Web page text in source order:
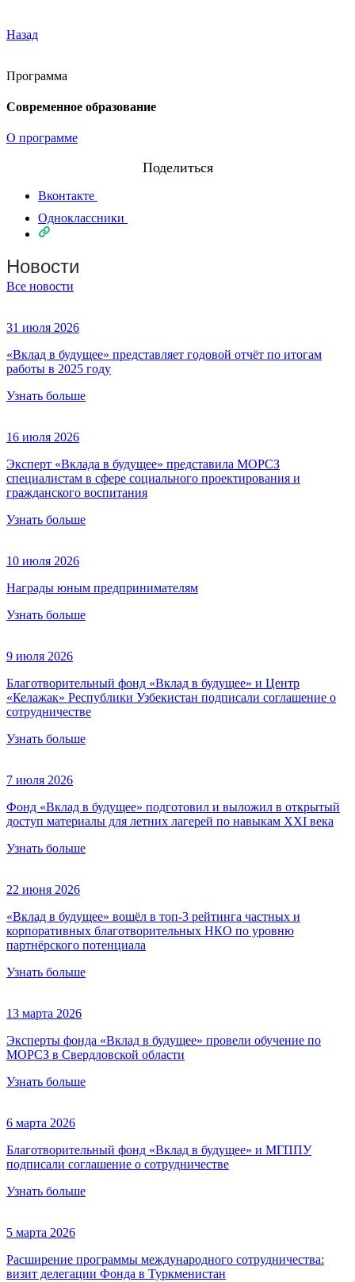
Назад
Программа
Современное образование
О программе
Поделиться
Вконтакте
Одноклассники
Новости
Все новости
31 июля 2026
«Вклад в будущее» представляет годовой отчёт по итогам
работы в 2025 году
Узнать больше
16 июля 2026
Эксперт «Вклада в будущее» представила МОРСЗ
специалистам в сфере социального проектирования и
гражданского воспитания
Узнать больше
10 июля 2026
Награды юным предпринимателям
Узнать больше
9 июля 2026
Благотворительный фонд «Вклад в будущее» и Центр
«Келажак» Республики Узбекистан подписали соглашение о
сотрудничестве
Узнать больше
7 июля 2026
Фонд «Вклад в будущее» подготовил и выложил в открытый
доступ материалы для летних лагерей по навыкам XXI века
Узнать больше
22 июня 2026
«Вклад в будущее» вошёл в топ-3 рейтинга частных и
корпоративных благотворительных НКО по уровню
партнёрского потенциала
Узнать больше
13 марта 2026
Эксперты фонда «Вклад в будущее» провели обучение по
МОРСЗ в Свердловской области
Узнать больше
6 марта 2026
Благотворительный фонд «Вклад в будущее» и МГППУ
подписали соглашение о сотрудничестве
Узнать больше
5 марта 2026
Расширение программы международного сотрудничества:
визит делегации Фонда в Туркменистан